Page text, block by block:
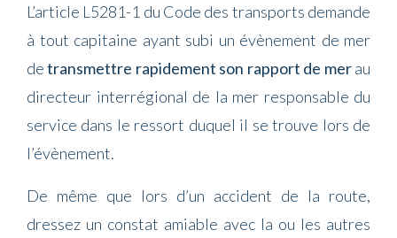
L’article L5281-1 du Code des transports demande
à tout capitaine ayant subi un évènement de mer
detransmettre rapidement son rapport de merau
directeur interrégional de la mer responsable du
service dans le ressort duquel il se trouve lors de
l’évènement.
De même que lors d’un accident de la route,
dressez un constat amiable avec la ou les autres